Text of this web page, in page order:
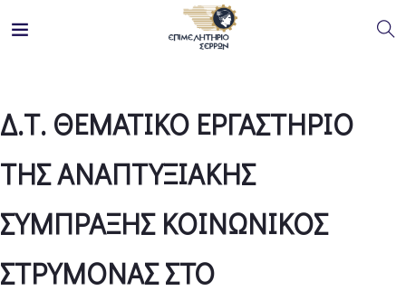
Δ.Τ. ΘΕΜΑΤΙΚΟ ΕΡΓΑΣΤΗΡΙΟ
ΤΗΣ ΑΝΑΠΤΥΞΙΑΚΗΣ
ΣΥΜΠΡΑΞΗΣ ΚΟΙΝΩΝΙΚΟΣ
ΣΤΡΥΜΟΝΑΣ ΣΤΟ